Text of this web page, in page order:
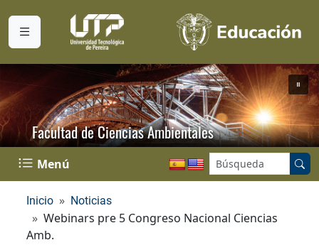
Facultad de Ciencias Ambientales
Menú Buscar en el sitio:
Inicio Noticias
Webinars pre 5 Congreso Nacional Ciencias
Amb.